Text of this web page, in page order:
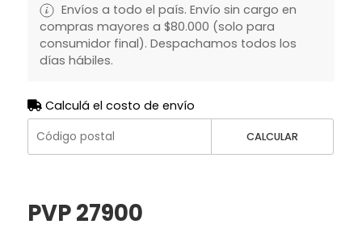
Envíos a todo el país. Envío sin cargo en
compras mayores a $80.000 (solo para
consumidor final). Despachamos todos los
días hábiles.
Calculá el costo de envío
CALCULAR
PVP 27900